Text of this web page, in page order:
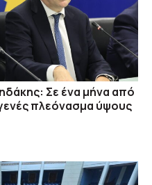
Σε ένα μήνα από
πλεόνασμα ύψους